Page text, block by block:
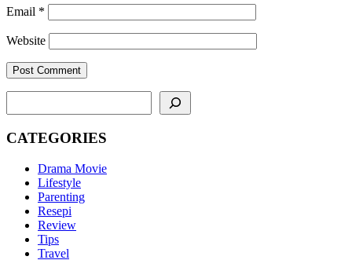
Email *
Website
CATEGORIES
Drama Movie
Lifestyle
Parenting
Resepi
Review
Tips
Travel